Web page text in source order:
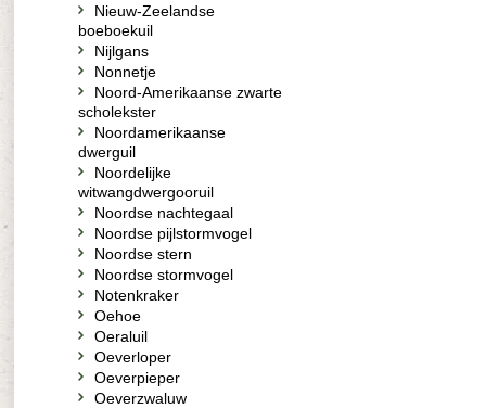
Nieuw-Zeelandse
boeboekuil
Nijlgans
Nonnetje
Noord-Amerikaanse zwarte
scholekster
Noordamerikaanse
dwerguil
Noordelijke
witwangdwergooruil
Noordse nachtegaal
Noordse pijlstormvogel
Noordse stern
Noordse stormvogel
Notenkraker
Oehoe
Oeraluil
Oeverloper
Oeverpieper
Oeverzwaluw